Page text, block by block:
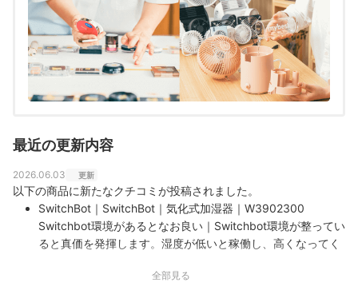
最近の更新内容
2026.06.03 更新
以下の商品に新たなクチコミが投稿されました。
SwitchBot｜SwitchBot｜気化式加湿器｜W3902300
Switchbot環境があるとなお良い｜Switchbot環境が整ってい
ると真価を発揮します。湿度が低いと稼働し、高くなってく
便利です。メンテナンスもたいした苦労はありません。
全部見る